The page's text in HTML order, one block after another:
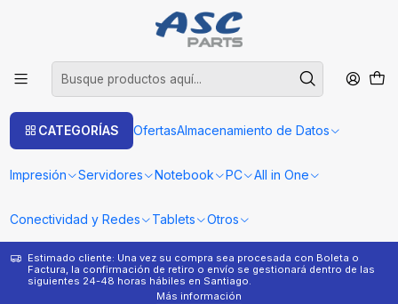
CATEGORÍAS OfertasAlmacenamiento de Datos
Impresión Servidores Notebook PC All in One
Conectividad y Redes Tablets Otros
Estimado cliente: Una vez su compra sea procesada con Boleta o
Factura, la confirmación de retiro o envío se gestionará dentro de las
siguientes 24-48 horas hábiles en Santiago.
Más información